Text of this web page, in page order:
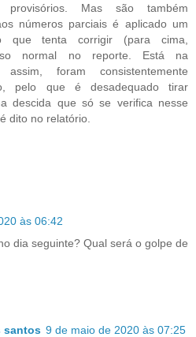
Mas são também
números parciais é aplicado um
que tenta corrigir (para cima,
normal no reporte. Está na
assim, foram consistentemente
pelo que é desadequado tirar
descida que só se verifica nesse
dito no relatório.
às 06:42
dia seguinte? Qual será o golpe de
santos 9 de maio de 2020 às 07:25